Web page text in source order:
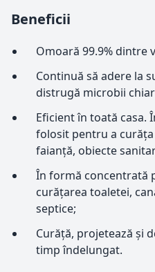
Beneficii
Omoară 99.9% dintre
Continuă să adere la
distrugă microbii
Eficient în toată casa.
folosit pentru a
faianță, obiecte
În formă concentrată
curățarea toaletei,
septice;
Curăță, projetează și
timp îndelungat.